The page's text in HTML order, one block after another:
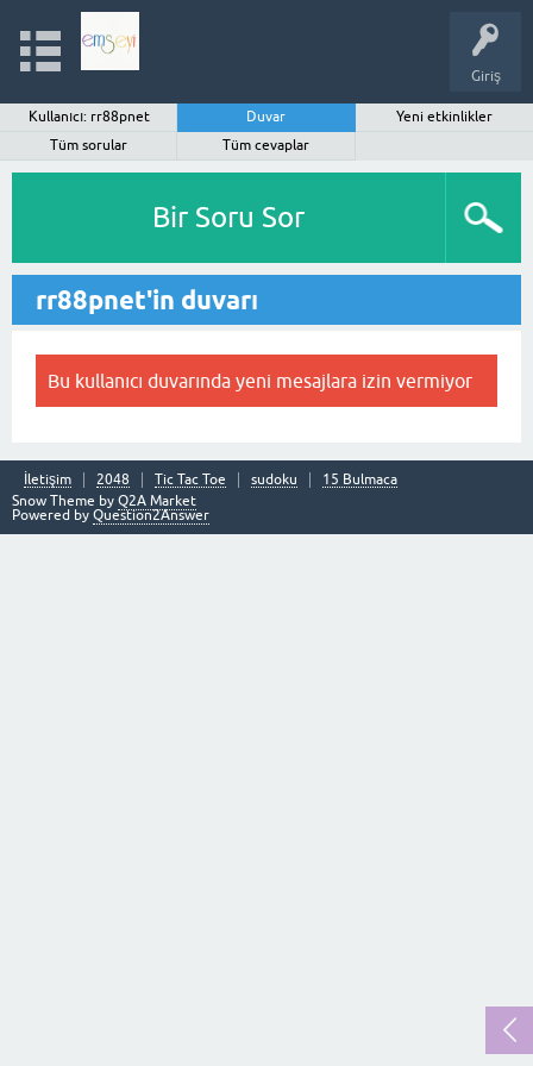
Giriş
Kullanıcı: rr88pnet Duvar
Yeni etkinlikler
Tüm sorular
Tüm cevaplar
Bir Soru Sor
rr88pnet'in duvarı
Bu kullanıcı duvarında yeni mesajlara izin vermiyor
İletişim 2048 Tic Tac Toe sudoku
15 Bulmaca
Snow Theme by Q2A Market
Powered by Question2Answer